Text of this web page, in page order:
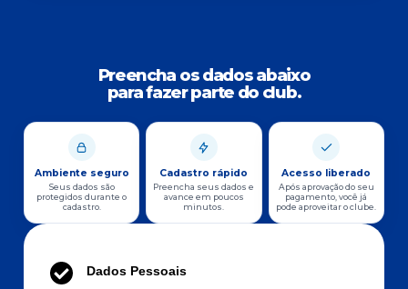
Preencha os dados abaixo
para fazer parte do club.
Ambiente seguro
Seus dados são
protegidos durante o
cadastro.
Cadastro rápido
Preencha seus dados e
avance em poucos
minutos.
Acesso liberado
Após aprovação do seu
pagamento, você já
pode aproveitar o clube.
Dados Pessoais